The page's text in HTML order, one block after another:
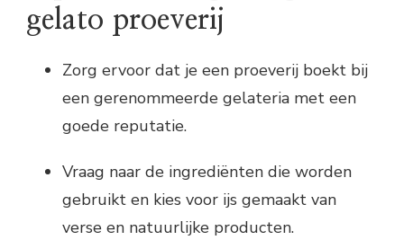
gelato proeverij
Zorg ervoor dat je een proeverij boekt bij
een gerenommeerde gelateria met een
goede reputatie.
Vraag naar de ingrediënten die worden
gebruikt en kies voor ijs gemaakt van
verse en natuurlijke producten.